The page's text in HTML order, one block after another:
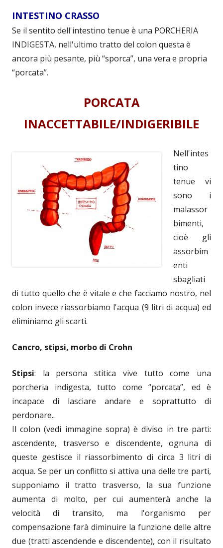
INTESTINO CRASSO
Se il sentito dell'intestino tenue è una PORCHERIA
INDIGESTA, nell'ultimo tratto del colon questa è
ancora più pesante, più “sporca”, una vera e propria
“porcata”.
PORCATA
INACCETTABILE/INDIGERIBILE
Nell'intes
tino
tenue vi
sono i
malassor
bimenti,
cioè gli
assorbim
enti
sbagliati
di tutto quello che è vitale e che facciamo nostro, nel
colon invece riassorbiamo l'acqua (9 litri di acqua) ed
eliminiamo gli scarti.
Cancro, stipsi, morbo di Crohn
Stipsi: la persona stitica vive tutto come una
porcheria indigesta, tutto come “porcata”, ed è
incapace di lasciare andare e soprattutto di
perdonare..
Il colon (vedi immagine sopra) è diviso in tre parti:
ascendente, trasverso e discendente, ognuna di
queste gestisce il riassorbimento di circa 3 litri di
acqua. Se per un conflitto si attiva una delle tre parti,
supponiamo il tratto trasverso, la sua funzione
aumenta di molto, per cui aumenterà anche la
velocità di transito, ma l'organismo per
compensazione farà diminuire la funzione delle altre
due (tratti ascendende e discendente), con il risultato